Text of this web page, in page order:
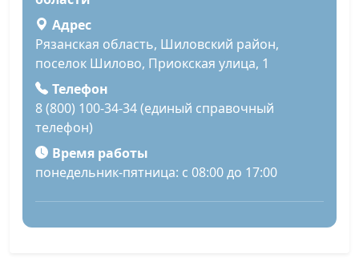
Адрес
Рязанская область, Шиловский район,
поселок Шилово, Приокская улица, 1
Телефон
8 (800) 100-34-34 (единый справочный
телефон)
Время работы
понедельник-пятница: с 08:00 до 17:00